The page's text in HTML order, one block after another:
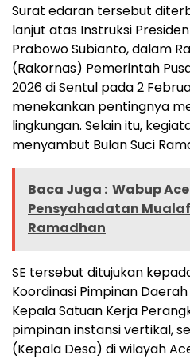
Surat edaran tersebut
lanjut atas Instruksi
Prabowo Subianto, dalam
(Rakornas) Pemerintah
2026 di Sentul pada 2
menekankan pentingnya
lingkungan. Selain itu,
menyambut Bulan Suci
Baca Juga : Wabup
Pensyahadatan
Ramadhan
SE tersebut ditujukan
Koordinasi Pimpinan
Kepala Satuan Kerja
pimpinan instansi vertikal,
(Kepala Desa) di wilayah